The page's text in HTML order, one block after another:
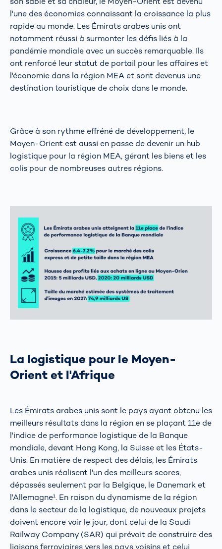
l'une des économies connaissant la croissance la plus
rapide au monde. Les Émirats arabes unis ont
notamment réussi à surmonter les défis liés à la
pandémie mondiale avec un succès remarquable. Ils
ont renforcé leur statut de portail pour les affaires et
l'économie dans la région MEA et sont devenus une
destination touristique de choix dans le monde.
Grâce à son rythme effréné de développement, le
Moyen-Orient est aussi en passe de devenir un hub
logistique pour la région MEA, gérant les biens et les
colis pour de nombreuses autres régions.
La logistique pour le Moyen-
Orient et l'Afrique
Les Émirats arabes unis sont le pays ayant obtenu les
meilleurs résultats dans la région en se plaçant 11e de
l'indice de performance logistique de la Banque
mondiale, devant Hong Kong, la Suisse et les États-
Unis. En matière de respect des délais, les Émirats
arabes unis réalisent l'un des meilleurs scores,
dépassés seulement par la Belgique, le Danemark et
l'Allemagne¹. En raison du dynamisme de la région
dans le secteur de la logistique, de nouveaux projets
doivent encore voir le jour, dont celui de la Saudi
Railway Company (SAR) qui prévoit de construire des
liaisons ferroviaires vers les pays voisins et celui